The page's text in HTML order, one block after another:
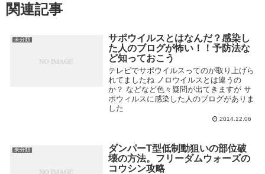
関連記事
未分類
サポウイルスとはなんだ？感染し
た人のブログが怖い！！予防法な
ど知っておこう
テレビでサポウイルスってのが取り上げら
れてましたね ノロウイルスとは違うの
か？ などなど色々疑問が出てきますが サ
ポウィルスに感染した人のブログがありま
した
2014.12.06
未分類
ダンパーT型低制動狙いの部位破
壊の方法。フリーダムウォーズの
コウシン攻略